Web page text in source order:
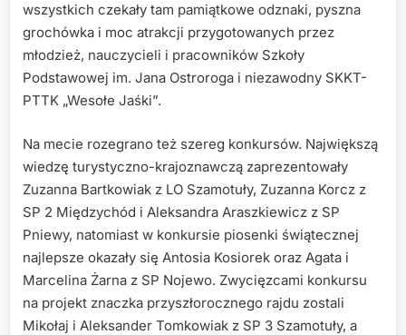
wszystkich czekały tam pamiątkowe odznaki, pyszna
grochówka i moc atrakcji przygotowanych przez
młodzież, nauczycieli i pracowników Szkoły
Podstawowej im. Jana Ostroroga i niezawodny SKKT-
PTTK „Wesołe Jaśki”.
Na mecie rozegrano też szereg konkursów. Największą
wiedzę turystyczno-krajoznawczą zaprezentowały
Zuzanna Bartkowiak z LO Szamotuły, Zuzanna Korcz z
SP 2 Międzychód i Aleksandra Araszkiewicz z SP
Pniewy, natomiast w konkursie piosenki świątecznej
najlepsze okazały się Antosia Kosiorek oraz Agata i
Marcelina Żarna z SP Nojewo. Zwycięzcami konkursu
na projekt znaczka przyszłorocznego rajdu zostali
Mikołaj i Aleksander Tomkowiak z SP 3 Szamotuły, a